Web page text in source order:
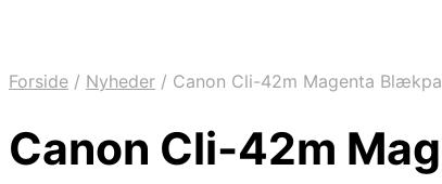
Forside / Nyheder / Canon Cli-42m Magenta
Canon Cli-42m